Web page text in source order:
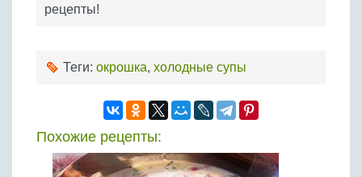
рецепты!
Теги: окрошка, холодные супы
Похожие рецепты: